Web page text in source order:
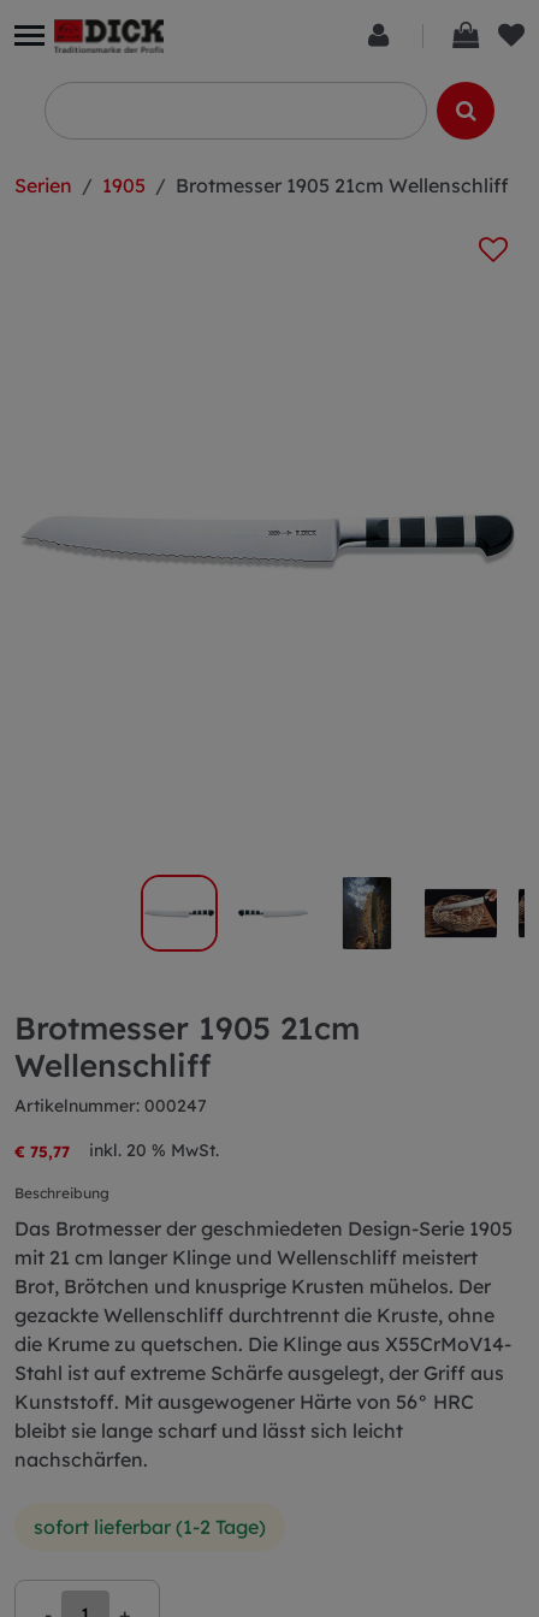
Serien 1905 Brotmesser 1905 21cm Wellenschliff
Brotmesser 1905 21cm
Wellenschliff
Artikelnummer: 000247
€ 75,77 inkl. 20 % MwSt.
Beschreibung
Das Brotmesser der geschmiedeten Design-Serie 1905
mit 21 cm langer Klinge und Wellenschliff meistert
Brot, Brötchen und knusprige Krusten mühelos. Der
gezackte Wellenschliff durchtrennt die Kruste, ohne
die Krume zu quetschen. Die Klinge aus X55CrMoV14-
Stahl ist auf extreme Schärfe ausgelegt, der Griff aus
Kunststoff. Mit ausgewogener Härte von 56° HRC
bleibt sie lange scharf und lässt sich leicht
nachschärfen.
sofort lieferbar (1-2 Tage)